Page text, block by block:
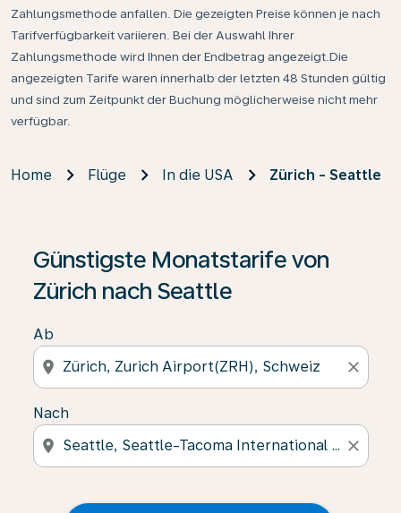
Zahlungsmethode anfallen. Die gezeigten Preise können je nach
Tarifverfügbarkeit variieren. Bei der Auswahl Ihrer
Zahlungsmethode wird Ihnen der Endbetrag angezeigt.Die
angezeigten Tarife waren innerhalb der letzten 48 Stunden gültig
und sind zum Zeitpunkt der Buchung möglicherweise nicht mehr
verfügbar.
Home Flüge In die USA Zürich - Seattle
Günstigste Monatstarife von
Zürich nach Seattle
Ab
location_on close
Nach
location_on close